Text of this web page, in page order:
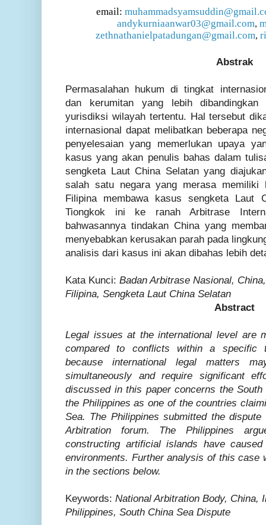
email:
andykurniaanwar03@gmail.com,
zethnathanielpatadungan@gmail.com,
Abstrak
Permasalahan hukum di tingkat
dan kerumitan yang lebih
yurisdiksi wilayah tertentu. Hal tersebut
internasional dapat melibatkan beberapa
penyelesaian yang memerlukan upaya
kasus yang akan penulis bahas dalam
sengketa Laut China Selatan yang
salah satu negara yang merasa memiliki
Filipina membawa kasus sengketa Laut
Tiongkok ini ke ranah Arbitrase
bahwasannya tindakan China yang
menyebabkan kerusakan parah pada
analisis dari kasus ini akan dibahas lebih
Kata Kunci: Badan Arbitrase Nasional,
Filipina, Sengketa Laut China Selatan
Abstract
Legal issues at the international level are
compared to conflicts within a specific
because international legal matters
simultaneously and require significant
discussed in this paper concerns the
the Philippines as one of the countries
Sea. The Philippines submitted the
Arbitration forum. The Philippines
constructing artificial islands have
environments. Further analysis of this case
in the sections below.
Keywords: National Arbitration Body, China,
Philippines, South China Sea Dispute